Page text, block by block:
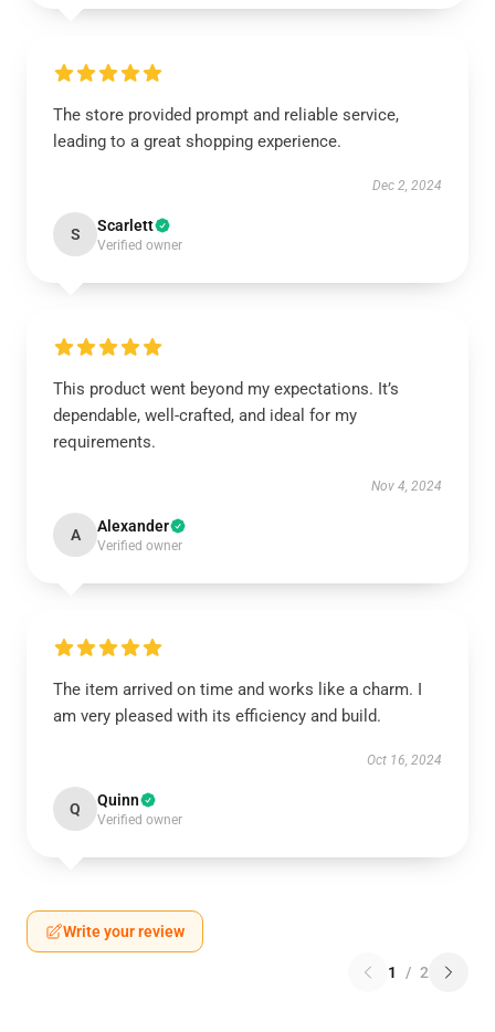
The store provided prompt and reliable service,
leading to a great shopping experience.
Dec 2, 2024
S Scarlett
Verified owner
This product went beyond my expectations. It’s
dependable, well-crafted, and ideal for my
requirements.
Nov 4, 2024
A Alexander
Verified owner
The item arrived on time and works like a charm. I
am very pleased with its efficiency and build.
Oct 16, 2024
Q Quinn
Verified owner
Write your review
1 / 2